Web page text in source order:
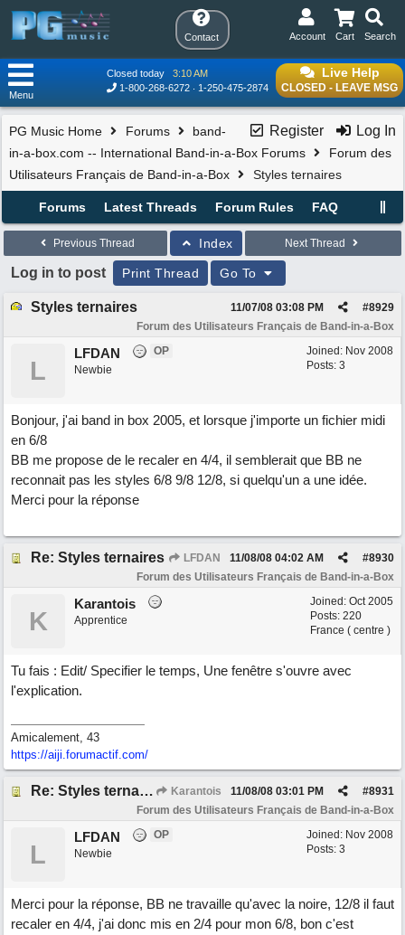
Contact Search
Cart
Account
Live Help
CLOSED - LEAVE MSG
Closed today
3:10 AM
1-800-268-6272
1-250-475-2874
Menu
Register Log In
PG Music Home Forums
band-
in-a-box.com -- International Band-in-a-Box Forums
Forum des
Utilisateurs Français de Band-in-a-Box
Styles ternaires
Forums Latest Threads Forum Rules FAQ
Previous Thread Index Next Thread
Log in to post Print Thread Go To
Styles ternaires #8929
11/07/08 03:08 PM
Forum des Utilisateurs Français de Band-in-a-Box
Joined: Nov 2008
Posts: 3
L
LFDAN
OP
Newbie
Bonjour, j'ai band in box 2005, et lorsque j'importe un fichier midi
en 6/8
BB me propose de le recaler en 4/4, il semblerait que BB ne
reconnait pas les styles 6/8 9/8 12/8, si quelqu'un a une idée.
Merci pour la réponse
Re: Styles ternaires LFDAN #8930
11/08/08 04:02 AM
Forum des Utilisateurs Français de Band-in-a-Box
Joined: Oct 2005
Posts: 220
France ( centre )
K
Karantois
Apprentice
Tu fais : Edit/ Specifier le temps, Une fenêtre s'ouvre avec
l'explication.
Amicalement, 43
https://aiji.forumactif.com/
Re: Styles ternaires Karantois #8931
11/08/08 03:01 PM
Forum des Utilisateurs Français de Band-in-a-Box
Joined: Nov 2008
Posts: 3
L
LFDAN
OP
Newbie
Merci pour la réponse, BB ne travaille qu'avec la noire, 12/8 il faut
recaler en 4/4, j'ai donc mis en 2/4 pour mon 6/8, bon c'est